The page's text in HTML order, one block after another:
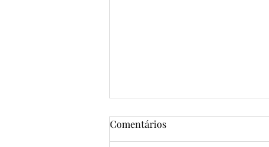
Comentários